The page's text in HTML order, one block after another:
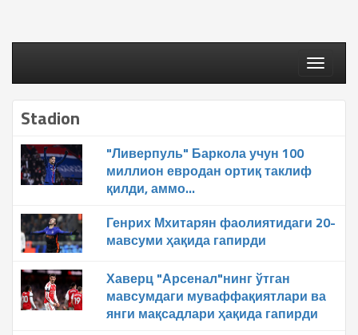
Toggle
Stadion
"Ливерпуль" Баркола учун 100
миллион евродан ортиқ таклиф
қилди, аммо...
Генрих Мхитарян фаолиятидаги 20-
мавсуми ҳақида гапирди
Хаверц "Арсенал"нинг ўтган
мавсумдаги муваффақиятлари ва
янги мақсадлари ҳақида гапирди